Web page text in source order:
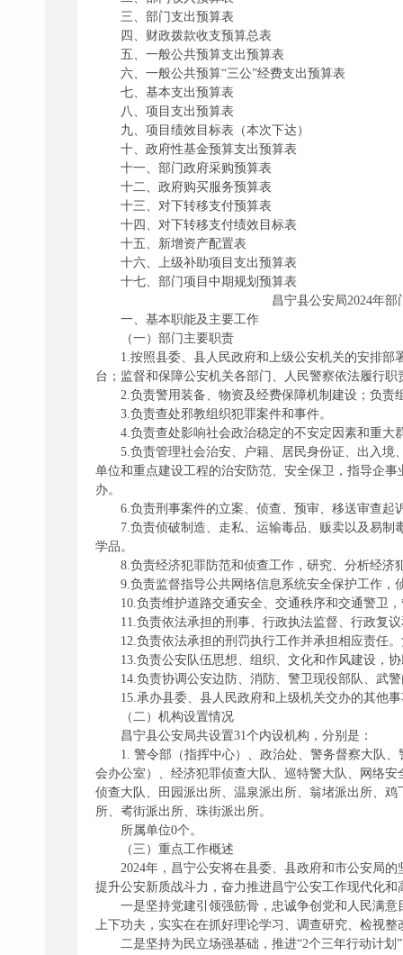
三、部门支出预算表
四、财政拨款收支预算总表
五、一般公共预算支出预算表
六、一般公共预算“三公”经费支出预算表
七、基本支出预算表
八、项目支出预算表
九、项目绩效目标表（本次下达）
十、政府性基金预算支出预算表
十一、部门政府采购预算表
十二、政府购买服务预算表
十三、对下转移支付预算表
十四、对下转移支付绩效目标表
十五、新增资产配置表
十六、上级补助项目支出预算表
十七、部门项目中期规划预算表
昌宁县公安局2024年部门预
一、基本职能及主要工作
（一）部门主要职责
1.按照县委、县人民政府和上级公安机关的安排
台；监督和保障公安机关各部门、人民警察依法履行
2.负责警用装备、物资及经费保障机制建设；负
3.负责查处邪教组织犯罪案件和事件。
4.负责查处影响社会政治稳定的不安定因素和重大
5.负责管理社会治安、户籍、居民身份证、出入
单位和重点建设工程的治安防范、安全保卫，指导企
办。
6.负责刑事案件的立案、侦查、预审、移送审查
7.负责侦破制造、走私、运输毒品、贩卖以及易
学品。
8.负责经济犯罪防范和侦查工作，研究、分析经
9.负责监督指导公共网络信息系统安全保护工作
10.负责维护道路交通安全、交通秩序和交通警卫
11.负责依法承担的刑事、行政执法监督、行政复
12.负责依法承担的刑罚执行工作并承担相应责任
13.负责公安队伍思想、组织、文化和作风建设，
14.负责协调公安边防、消防、警卫现役部队、武
15.承办县委、县人民政府和上级机关交办的其他
（二）机构设置情况
昌宁县公安局共设置31个内设机构，分别是：
1. 警令部（指挥中心）、政治处、警务督察大队
会办公室）、经济犯罪侦查大队、巡特警大队、网络
侦查大队、田园派出所、温泉派出所、翁堵派出所、
所、耇街派出所、珠街派出所。
所属单位0个。
（三）重点工作概述
2024年，昌宁公安将在县委、县政府和市公安局
提升公安新质战斗力，奋力推进昌宁公安工作现代化和
一是坚持党建引领强筋骨，忠诚争创党和人民满
上下功夫，实实在在抓好理论学习、调查研究、检视整
二是坚持为民立场强基础，推进“2个三年行动计划